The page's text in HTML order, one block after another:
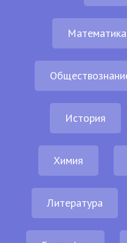
История
Химия
Литература